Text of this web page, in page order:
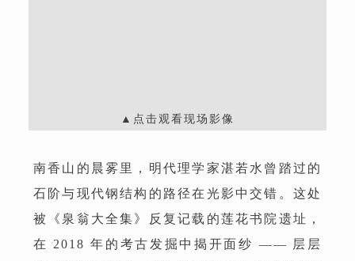
▲点击观看现场影像
南香山的晨雾里，明代理学家湛若水曾踏过的
石阶与现代钢结构的路径在光影中交错。这处
被《泉翁大全集》反复记载的莲花书院遗址，
在 2018 年的考古发掘中揭开面纱 —— 层层